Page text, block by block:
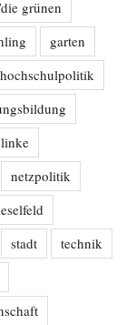
grünen
garten
hochschulpolitik
linke
netzpolitik
stadt
technik